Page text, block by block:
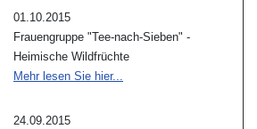
01.10.2015
Frauengruppe "Tee-nach-Sieben" -
Heimische Wildfrüchte
Mehr lesen Sie hier...
24.09.2015